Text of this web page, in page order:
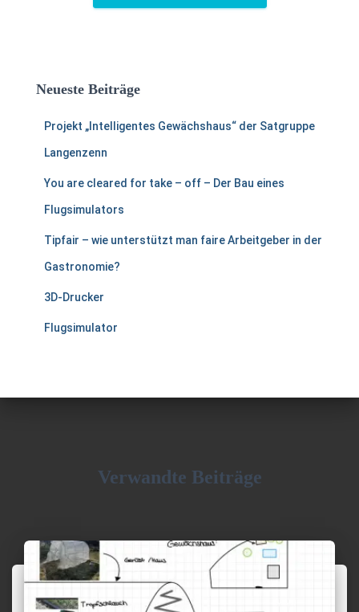
Neueste Beiträge
Projekt „Intelligentes Gewächshaus“ der Satgruppe
Langenzenn
You are cleared for take – off – Der Bau eines
Flugsimulators
Tipfair – wie unterstützt man faire Arbeitgeber in der
Gastronomie?
3D-Drucker
Flugsimulator
Verwandte Beiträge